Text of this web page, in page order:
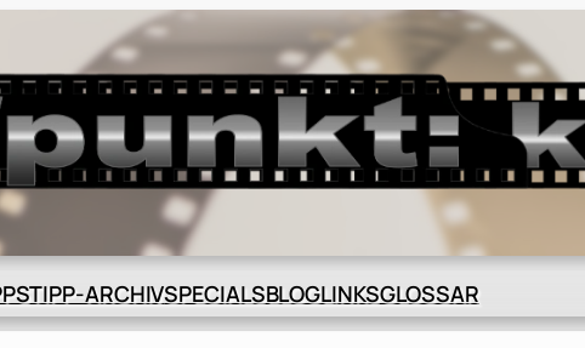
TIPP-ARCHIVSPECIALSBLOGLINKSGLOSSAR